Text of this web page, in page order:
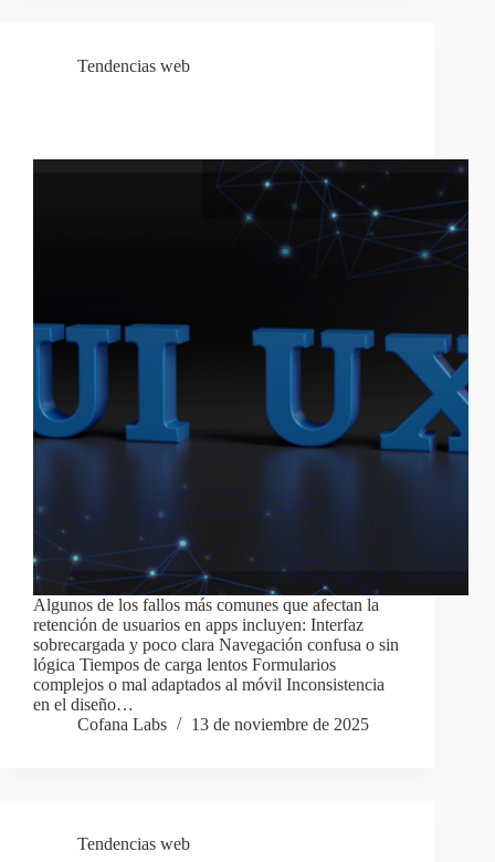
Tendencias web
Algunos de los fallos más comunes que afectan la
retención de usuarios en apps incluyen: Interfaz
sobrecargada y poco clara Navegación confusa o sin
lógica Tiempos de carga lentos Formularios
complejos o mal adaptados al móvil Inconsistencia
en el diseño…
Cofana Labs
13 de noviembre de 2025
Tendencias web